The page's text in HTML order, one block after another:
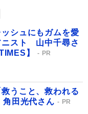
シュにもガムを愛
ニスト 山中千尋さ
】
PR
救うこと、救われる
田光代さん
PR